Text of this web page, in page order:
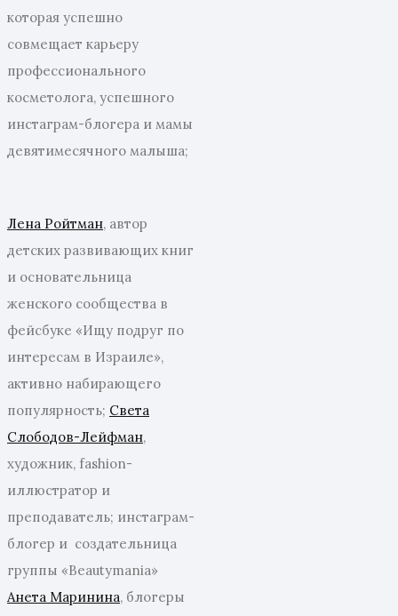
которая успешно
совмещает карьеру
профессионального
косметолога, успешного
инстаграм-блогера и мамы
девятимесячного малыша;
Лена Ройтман, автор
детских развивающих книг
и основательница
женского сообщества в
фейсбуке «Ищу подруг по
интересам в Израиле»,
активно набирающего
популярность; Света
Слободов-Лейфман,
художник, fashion-
иллюстратор и
преподаватель; инстаграм-
блогер и создательница
группы «Beautymania»
Анета Маринина, блогеры